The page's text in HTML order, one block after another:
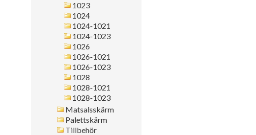
1023
1024
1024-1021
1024-1023
1026
1026-1021
1026-1023
1028
1028-1021
1028-1023
Matsalsskärm
Palettskärm
Tillbehör